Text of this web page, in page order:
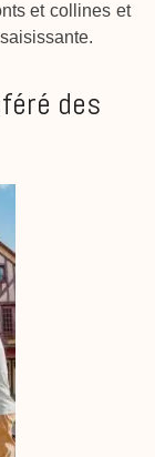
et collines et
des